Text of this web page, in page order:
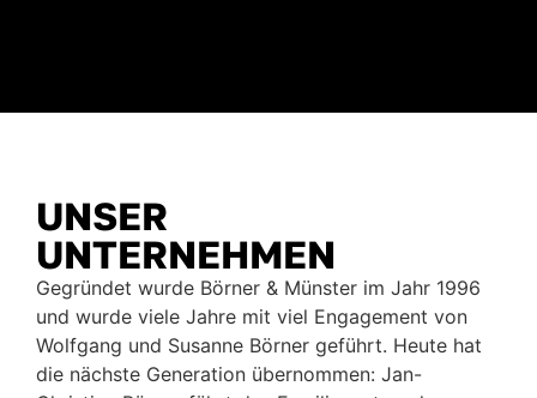
UNSER
UNTERNEHMEN
Gegründet wurde Börner & Münster im Jahr 1996
und wurde viele Jahre mit viel Engagement von
Wolfgang und Susanne Börner geführt. Heute hat
die nächste Generation übernommen: Jan-